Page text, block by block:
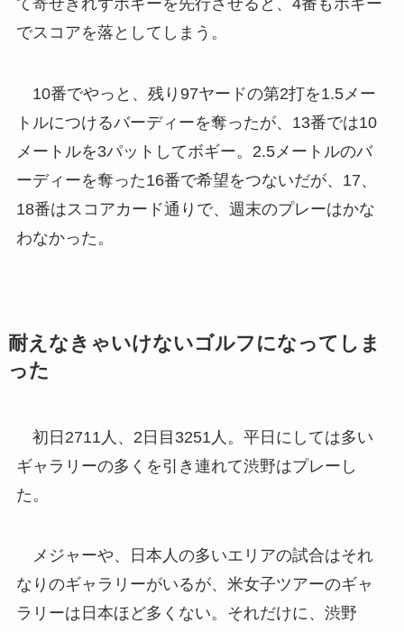
でスコアを落としてしまう。
10番でやっと、残り97ヤードの第2打を1.5メー
トルにつけるバーディーを奪ったが、13番では10
メートルを3パットしてボギー。2.5メートルのバ
ーディーを奪った16番で希望をつないだが、17、
18番はスコアカード通りで、週末のプレーはかな
わなかった。
耐えなきゃいけないゴルフになってしま
った
初日2711人、2日目3251人。平日にしては多い
ギャラリーの多くを引き連れて渋野はプレーし
た。
メジャーや、日本人の多いエリアの試合はそれ
なりのギャラリーがいるが、米女子ツアーのギャ
ラリーは日本ほど多くない。それだけに、渋野